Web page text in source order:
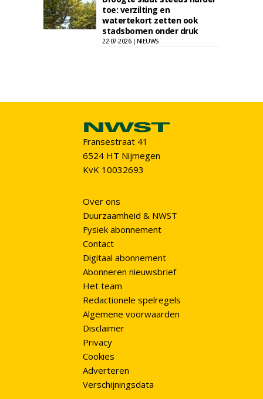
toe: verzilting en
watertekort zetten ook
stadsbomen onder druk
22-07-2026 | NIEUWS
Fransestraat 41
6524 HT Nijmegen
KvK 10032693
Over ons
Duurzaamheid & NWST
Fysiek abonnement
Contact
Digitaal abonnement
Abonneren nieuwsbrief
Het team
Redactionele spelregels
Algemene voorwaarden
Disclaimer
Privacy
Cookies
Adverteren
Verschijningsdata